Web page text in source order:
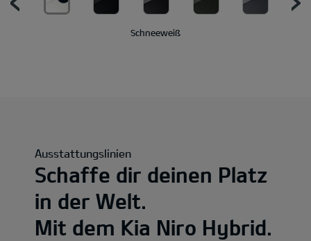
Schneeweiß
Ausstattungslinien
Schaffe dir deinen Platz
in der Welt.
Mit dem Kia Niro Hybrid.